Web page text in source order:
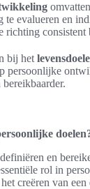
evalueren en
richting
bij het
persoonlijke
en
rol in
creëren van